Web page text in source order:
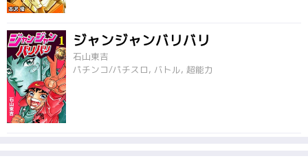
ジャンジャンバリバリ
石山東吉
パチンコ/パチスロ, バトル, 超能力